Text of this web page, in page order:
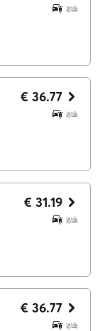
€ 36.77
€ 31.19
€ 36.77